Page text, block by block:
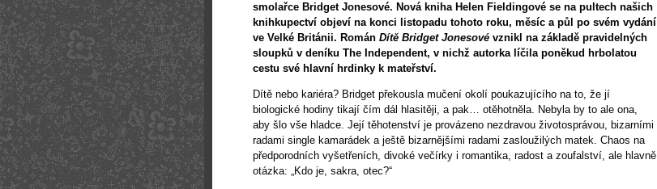
smolařce Bridget Jonesové. Nová kniha Helen Fieldingové se na pultech našich
knihkupectví objeví na konci listopadu tohoto roku, měsíc a půl po svém vydání
ve Velké Británii. Román Dítě Bridget Jonesové vznikl na základě pravidelných
sloupků v deníku The Independent, v nichž autorka líčila poněkud hrbolatou
cestu své hlavní hrdinky k mateřství.
Dítě nebo kariéra? Bridget překousla mučení okolí poukazujícího na to, že jí
biologické hodiny tikají čím dál hlasitěji, a pak… otěhotněla. Nebyla by to ale ona,
aby šlo vše hladce. Její těhotenství je provázeno nezdravou životosprávou, bizarními
radami single kamarádek a ještě bizarnějšími radami zasloužilých matek. Chaos na
předporodních vyšetřeních, divoké večírky i romantika, radost a zoufalství, ale hlavně
otázka: „Kdo je, sakra, otec?“